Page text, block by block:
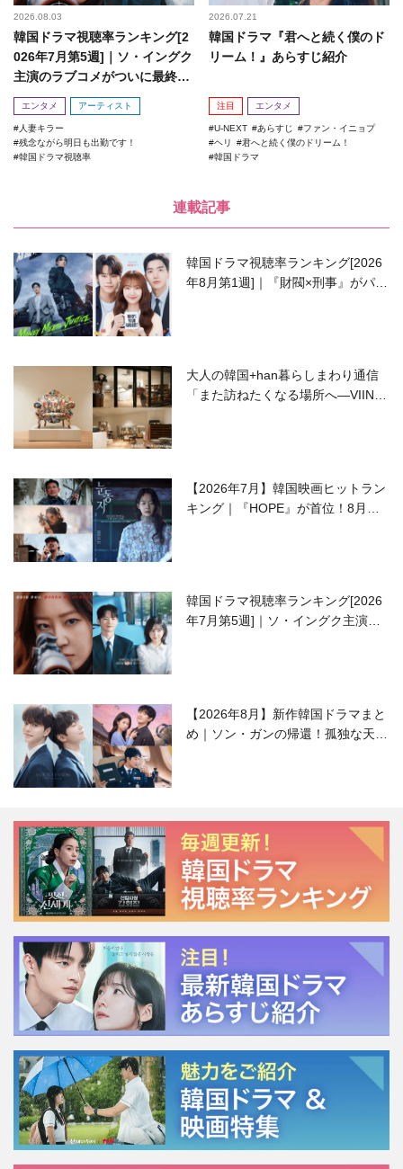
2026.08.03
韓国ドラマ視聴率ランキング[2
026年7月第5週]｜ソ・イングク
主演のラブコメがついに最終
回！
エンタメ アーティスト
人妻キラー
残念ながら明日も出勤です！
韓国ドラマ視聴率
2026.07.21
韓国ドラマ『君へと続く僕のド
リーム！』あらすじ紹介
注目 エンタメ
U-NEXT あらすじ
ファン・イニョプ
ヘリ
君へと続く僕のドリーム！
韓国ドラマ
連載記事
韓国ドラマ視聴率ランキング[2026
年8月第1週]｜『財閥×刑事』がパワ
大人の韓国+han暮らしまわり通信
「また訪ねたくなる場所へ―VIIN C
【2026年7月】韓国映画ヒットラン
キング｜『HOPE』が首位！8月公
韓国ドラマ視聴率ランキング[2026
年7月第5週]｜ソ・イングク主演の
【2026年8月】新作韓国ドラマまと
め｜ソン・ガンの帰還！孤独な天才